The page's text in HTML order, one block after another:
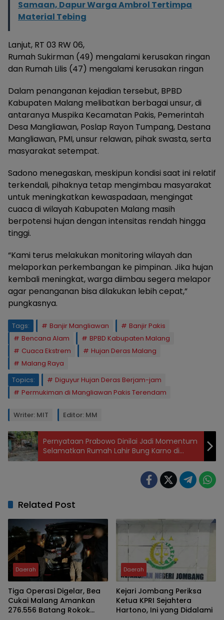
Samaan, Dapur Warga Ambrol Tertimpa
Material Tebing
Lanjut, RT 03 RW 06,
Rumah Sukirman (49) mengalami kerusakan ringan
dan Rumah Lilis (47) mengalami kerusakan ringan
Dalam penanganan kejadian tersebut, BPBD
Kabupaten Malang melibatkan berbagai unsur, di
antaranya Muspika Kecamatan Pakis, Pemerintah
Desa Mangliawan, Poslap Rayon Tumpang, Destana
Mangliawan, PMI, unsur relawan, pihak swasta, serta
masyarakat setempat.
Sadono menegaskan, meskipun kondisi saat ini relatif
terkendali, pihaknya tetap mengimbau masyarakat
untuk meningkatkan kewaspadaan, mengingat
cuaca di wilayah Kabupaten Malang masih
berpotensi hujan dengan intensitas rendah hingga
tinggi.
“Kami terus melakukan monitoring wilayah dan
melaporkan perkembangan ke pimpinan. Jika hujan
kembali meningkat, warga diimbau segera melapor
agar penanganan bisa dilakukan lebih cepat,”
pungkasnya.
Tags: Banjir Mangliawan
Banjir Pakis
Bencana Alam
BPBD Kabupaten Malang
Cuaca Ekstrem
Hujan Deras Malang
Malang Raya
Topics:
Diguyur Hujan Deras Berjam-jam
Permukiman di Mangliawan Pakis Terendam
Writer: MIT Editor: MM
Pernyataan Prabowo Dinilai Jadi Momentum
Selamatkan Rumah Lahir Bung Karno di
Jombang
Related Post
Daerah
Tiga Operasi Digelar, Bea
Cukai Malang Amankan
276.556 Batang Rokok
Daerah
Kejari Jombang Periksa
Ketua KPRI Sejahtera
Hartono, Ini yang Didalami